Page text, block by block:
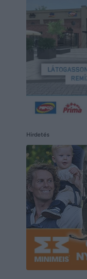
Hirdetés